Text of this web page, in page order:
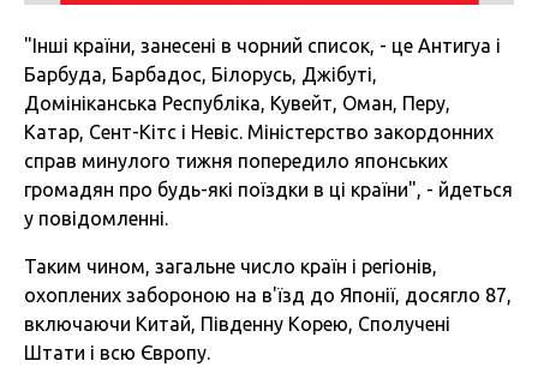
"Інші країни, занесені в чорний список, - це Антигуа і
Барбуда, Барбадос, Білорусь, Джібуті,
Домініканська Республіка, Кувейт, Оман, Перу,
Катар, Сент-Кітс і Невіс. Міністерство закордонних
справ минулого тижня попередило японських
громадян про будь-які поїздки в ці країни", - йдеться
у повідомленні.
Таким чином, загальне число країн і регіонів,
охоплених забороною на в'їзд до Японії, досягло 87,
включаючи Китай, Південну Корею, Сполучені
Штати і всю Європу.